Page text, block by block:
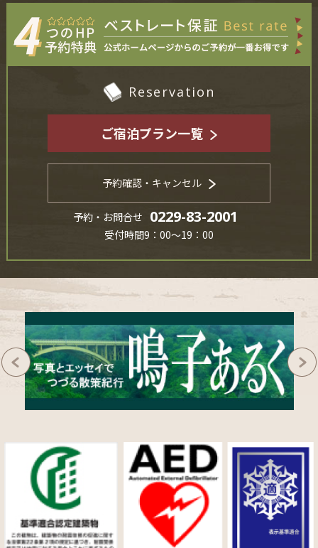
Reservation
ご宿泊プラン一覧
予約確認・キャンセル
予約・お問合せ 0229-83-2001
受付時間9：00～19：00